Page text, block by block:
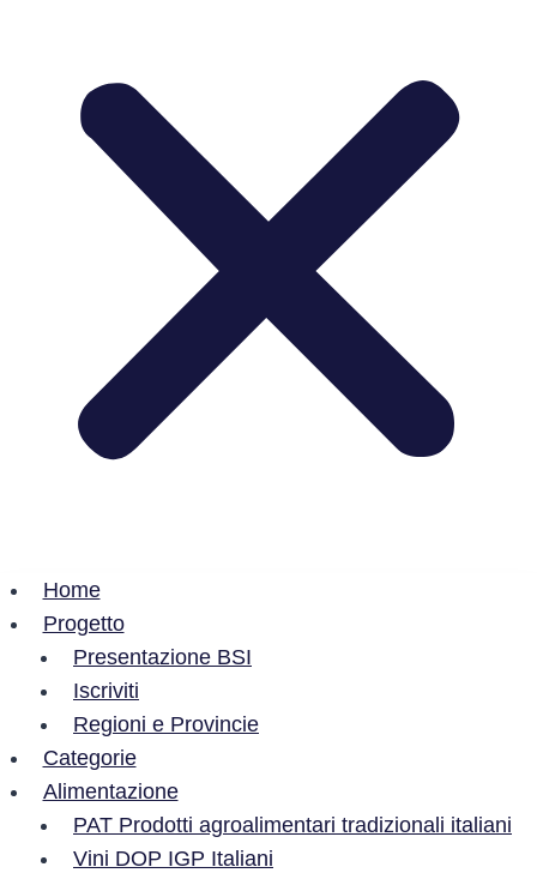
Home
Progetto
Presentazione BSI
Iscriviti
Regioni e Provincie
Categorie
Alimentazione
PAT Prodotti agroalimentari tradizionali italiani
Vini DOP IGP Italiani